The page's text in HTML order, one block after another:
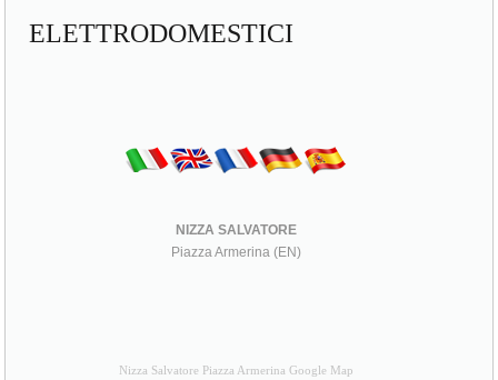
ELETTRODOMESTICI
NIZZA SALVATORE
Piazza Armerina (EN)
Nizza Salvatore Piazza Armerina Google Map